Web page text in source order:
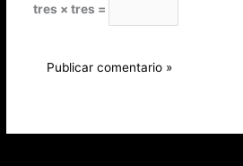
tres × tres =